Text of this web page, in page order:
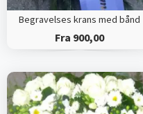
Begravelses krans med bånd
Fra 900,00